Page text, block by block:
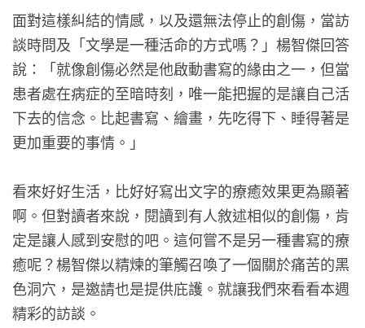
面對這樣糾結的情感，以及還無法停止的創傷，當訪
談時問及「文學是一種活命的方式嗎？」楊智傑回答
說：「就像創傷必然是他啟動書寫的緣由之一，但當
患者處在病症的至暗時刻，唯一能把握的是讓自己活
下去的信念。比起書寫、繪畫，先吃得下、睡得著是
更加重要的事情。」
看來好好生活，比好好寫出文字的療癒效果更為顯著
啊。但對讀者來說，閱讀到有人敘述相似的創傷，肯
定是讓人感到安慰的吧。這何嘗不是另一種書寫的療
癒呢？楊智傑以精煉的筆觸召喚了一個關於痛苦的黑
色洞穴，是邀請也是提供庇護。就讓我們來看看本週
精彩的訪談。